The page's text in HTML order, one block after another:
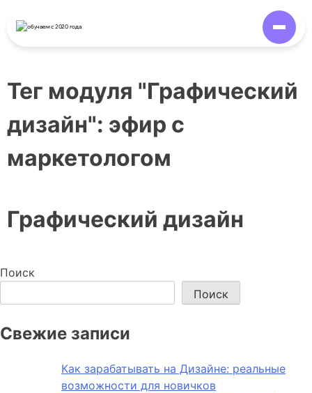
обучаемс 2020 года
Тег модуля "Графический
дизайн": эфир с
маркетологом
Графический дизайн
Поиск
Поиск
Свежие записи
Как зарабатывать на Дизайне: реальные
возможности для новичков